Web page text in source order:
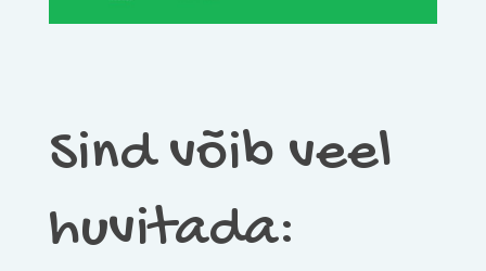
Sind võib veel
huvitada: